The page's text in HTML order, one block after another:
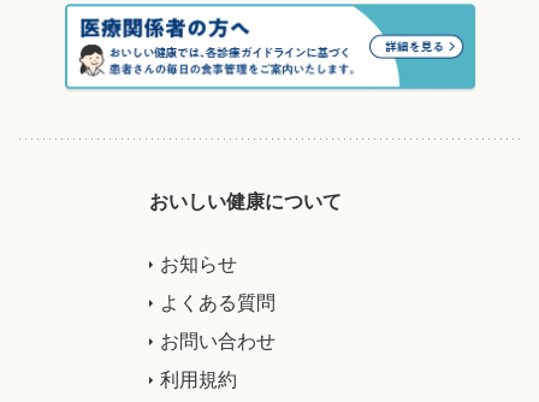
おいしい健康について
お知らせ
よくある質問
お問い合わせ
利用規約